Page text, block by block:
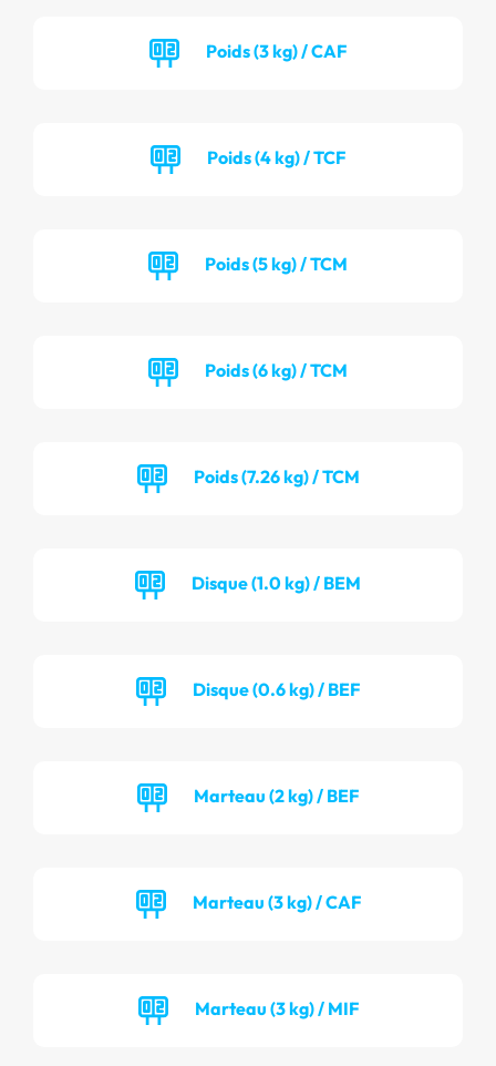
Poids (3 kg) / CAF
Poids (4 kg) / TCF
Poids (5 kg) / TCM
Poids (6 kg) / TCM
Poids (7.26 kg) / TCM
Disque (1.0 kg) / BEM
Disque (0.6 kg) / BEF
Marteau (2 kg) / BEF
Marteau (3 kg) / CAF
Marteau (3 kg) / MIF